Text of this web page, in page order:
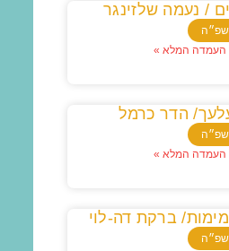
/ נעמה שלזינגר
העמדה המלא »
הדר כרמל
העמדה המלא »
ברקת דה-לוי